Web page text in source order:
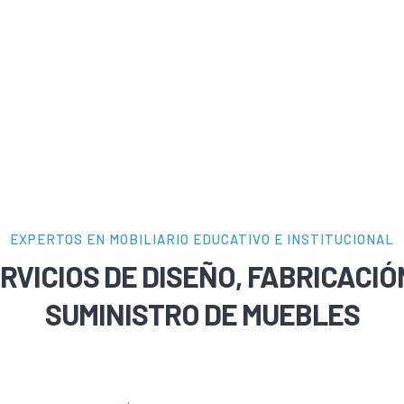
EXPERTOS EN MOBILIARIO EDUCATIVO E INSTITUCIONAL
DE DISEÑO,
SUMINISTRO DE MUEBLES